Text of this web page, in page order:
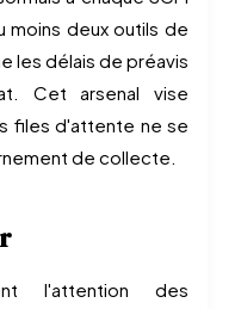
moins deux outils de
les délais de préavis
Cet arsenal vise
files d'attente ne se
de collecte.
l'attention des